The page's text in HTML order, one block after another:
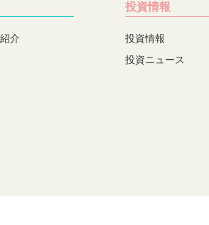
介
投資情報
投資情報
投資ニュース